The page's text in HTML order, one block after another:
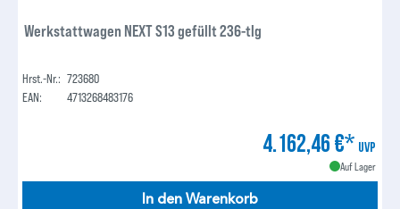
Werkstattwagen NEXT S13 gefüllt 236-tlg
Hrst.-Nr.: 723680
EAN:
4713268483176
4.162,46 €* UVP
Auf Lager
In den Warenkorb